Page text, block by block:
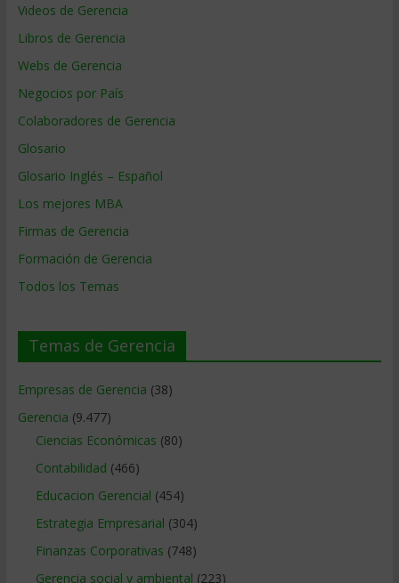
Videos de Gerencia
Libros de Gerencia
Webs de Gerencia
Negocios por País
Colaboradores de Gerencia
Glosario
Glosario Inglés – Español
Los mejores MBA
Firmas de Gerencia
Formación de Gerencia
Todos los Temas
Temas de Gerencia
Empresas de Gerencia (38)
Gerencia (9.477)
Ciencias Económicas (80)
Contabilidad (466)
Educacion Gerencial (454)
Estrategia Empresarial (304)
Finanzas Corporativas (748)
Gerencia social y ambiental (223)